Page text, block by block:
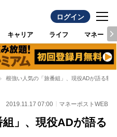
ログイン
キャリア ライフ マネー
根強い人気の「旅番組」、現役ADが語る制
2019.11.17 07:00 マネーポストWEB
」、現役ADが語る